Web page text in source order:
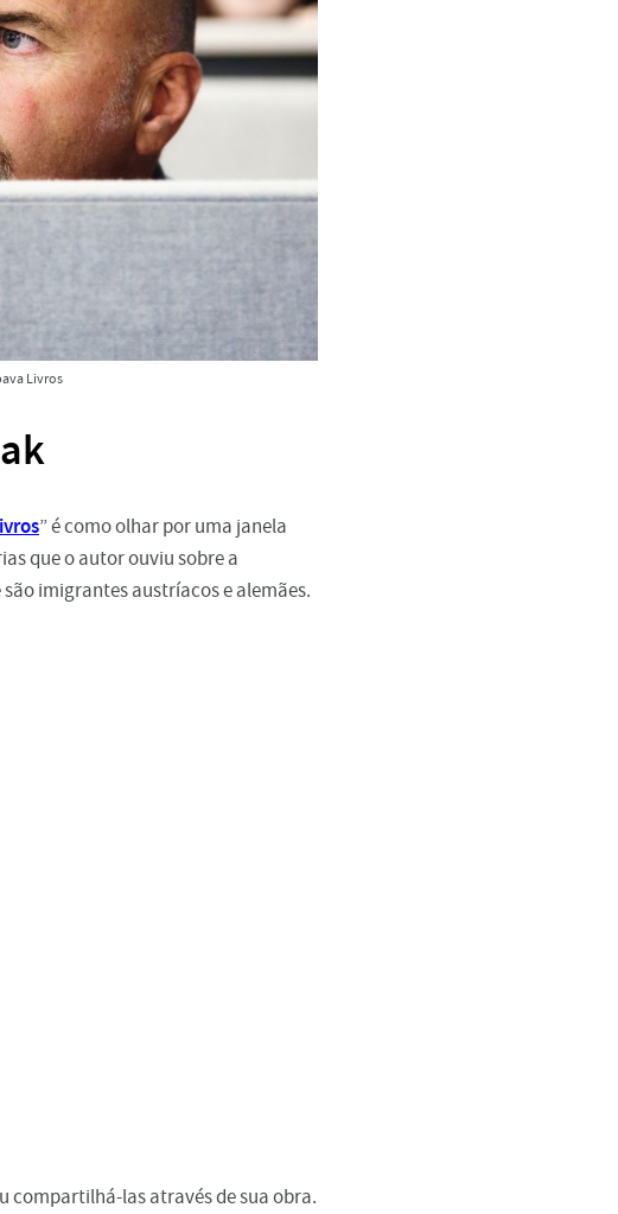
Livros
” é como olhar por uma janela
que o autor ouviu sobre a
imigrantes austríacos e alemães.
compartilhá-las através de sua obra.